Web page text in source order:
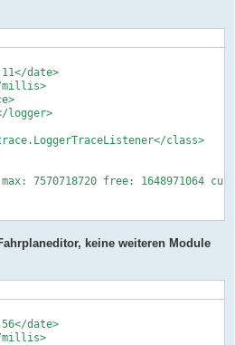
date>
logger>
class>
7570718720 free: 1648971064
keine weiteren Module
date>